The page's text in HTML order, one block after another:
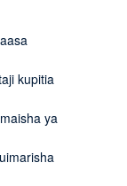
kupitia
ya